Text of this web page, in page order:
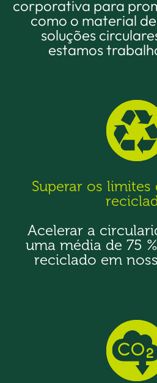
corporativa para
como o material
soluções
estamos
Superar os
Acelerar a
uma média de 75
reciclado em